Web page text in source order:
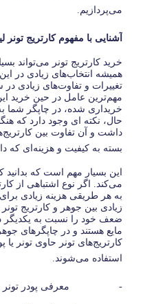
می‌پردازیم.
آشنایی با مفهوم کارتریج
خرید کارتریج تونر می‌تواند
همیشه انتخاب‌های زیادی در
تغییرات و تفاوت‌های زیادی در
مهم‌ترین عامل در حین خرید
خریداری شده، در چاپگر شما
حال، نکته ای وجود دارد که
داشت و آن تفاوت بین
بسته به کیفیت و هزینه ای که
این بسیار مهم است که بدانید
می‌کند. اگر نوع اشتباهی از
به هر طریقی هزینه زیادی
زیادی بین جوهر و کارتریج
ضعف خود را نسبت به یکدیگر
مایع هستند و در چاپگرهای
کارتریج‌های تونر حاوی تونر یا
استفاده می‌شوند.
- معرفی پودر تونر